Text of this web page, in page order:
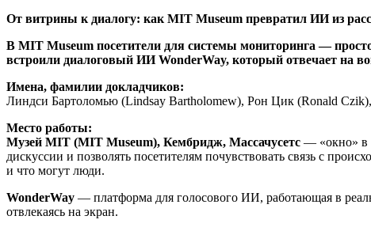
От витрины к диалогу: какMIT Museum превратил ИИ из
В MIT Museum посетители для системы мониторинга —
встроили диалоговый ИИ WonderWay, который отвечает на
Имена, фамилии докладчиков:
Линдси Бартоломью (Lindsay Bartholomew), Рон Цик (Ronald
Место работы:
Музей MIT (MIT Museum), Кембридж, Массачусетс — «окно» в
дискуссии и позволять посетителям почувствовать связь с
и что могут люди.
WonderWay — платформа для голосового ИИ, работающая в
отвлекаясь на экран.